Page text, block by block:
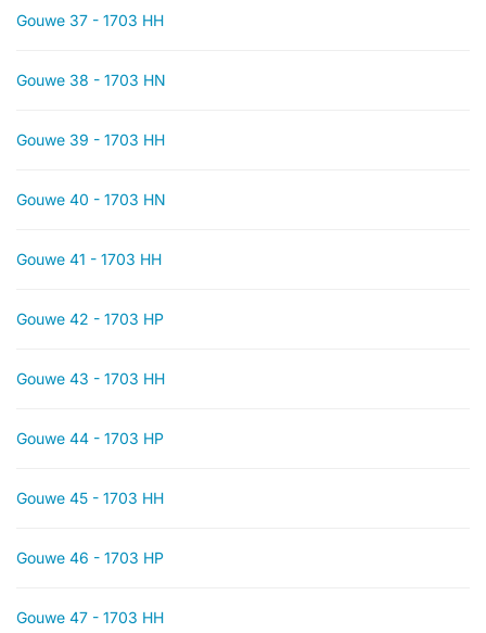
Gouwe 37 - 1703 HH
Gouwe 38 - 1703 HN
Gouwe 39 - 1703 HH
Gouwe 40 - 1703 HN
Gouwe 41 - 1703 HH
Gouwe 42 - 1703 HP
Gouwe 43 - 1703 HH
Gouwe 44 - 1703 HP
Gouwe 45 - 1703 HH
Gouwe 46 - 1703 HP
Gouwe 47 - 1703 HH